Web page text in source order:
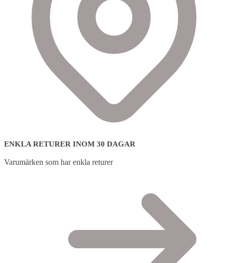
ENKLA RETURER INOM 30 DAGAR
Varumärken som har enkla returer